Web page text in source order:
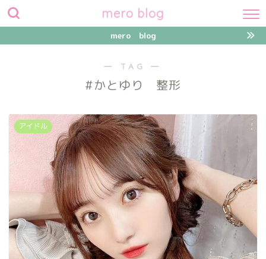
mero blog
mero blog
― TAG ―
#かとゆり 整形
アイドル